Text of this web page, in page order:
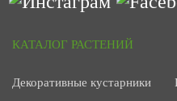
КАТАЛОГ РАСТЕНИЙ
Декоративные кустарники